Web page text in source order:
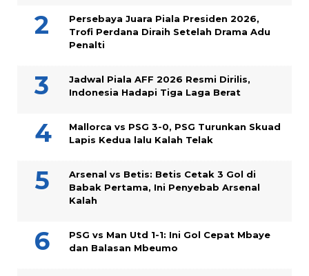
Persebaya Juara Piala Presiden 2026,
Trofi Perdana Diraih Setelah Drama Adu
Penalti
Jadwal Piala AFF 2026 Resmi Dirilis,
Indonesia Hadapi Tiga Laga Berat
Mallorca vs PSG 3-0, PSG Turunkan Skuad
Lapis Kedua lalu Kalah Telak
Arsenal vs Betis: Betis Cetak 3 Gol di
Babak Pertama, Ini Penyebab Arsenal
Kalah
PSG vs Man Utd 1-1: Ini Gol Cepat Mbaye
dan Balasan Mbeumo